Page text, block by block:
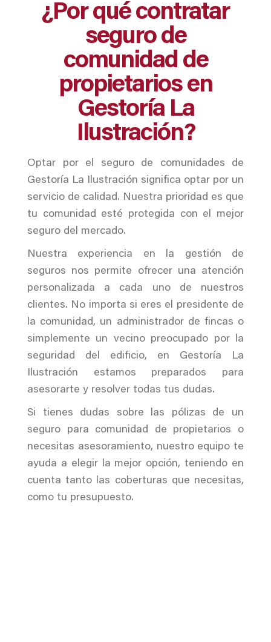
¿Por qué contratar
seguro de
comunidad de
propietarios en
Gestoría La
Ilustración?
Optar por el seguro de comunidades de
Gestoría La Ilustración significa optar por un
servicio de calidad. Nuestra prioridad es que
tu comunidad esté protegida con el mejor
seguro del mercado.
Nuestra experiencia en la gestión de
seguros nos permite ofrecer una atención
personalizada a cada uno de nuestros
clientes. No importa si eres el presidente de
la comunidad, un administrador de fincas o
simplemente un vecino preocupado por la
seguridad del edificio, en Gestoría La
Ilustración estamos preparados para
asesorarte y resolver todas tus dudas.
Si tienes dudas sobre las pólizas de un
seguro para comunidad de propietarios o
necesitas asesoramiento, nuestro equipo te
ayuda a elegir la mejor opción, teniendo en
cuenta tanto las coberturas que necesitas,
como tu presupuesto.